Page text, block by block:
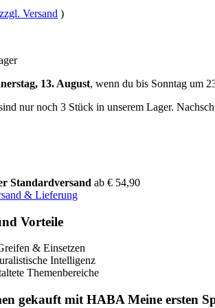
zzgl. Versand )
13. August, wenn du bis Sonntag um
nur noch 3 Stück in unserem Lager.
Standardversand ab € 54,90
& Lieferung
Vorteile
& Einsetzen
Intelligenz
Themenbereiche
gekauft mit HABA Meine ersten